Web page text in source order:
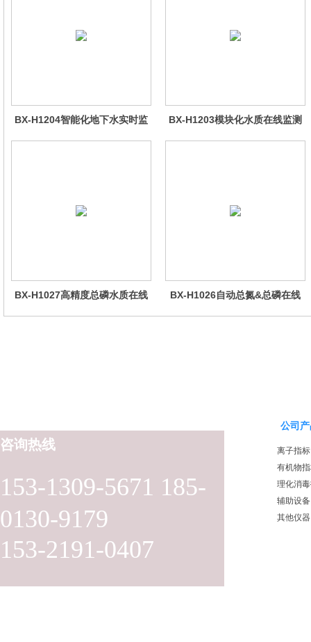
BX-H1204智能化地下水实时监
BX-H1203模块化水质在线监测
BX-H1027高精度总磷水质在线
BX-H1026自动总氮&总磷在线
153-1309-5671 185-
0130-9179
153-2191-0407
咨询热线
公司
离子指标
有机物
理化消
辅助设备
其他仪器